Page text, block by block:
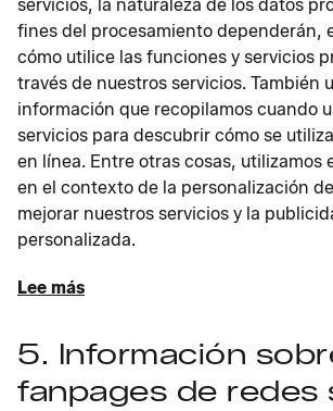
servicios, la naturaleza de los datos
fines del procesamiento dependerán,
cómo utilice las funciones y servicios
través de nuestros servicios. También
información que recopilamos cuando
servicios para descubrir cómo se
en línea. Entre otras cosas, utilizamos
en el contexto de la personalización
mejorar nuestros servicios y la
personalizada.
Lee más
5. Información
fanpages de redes